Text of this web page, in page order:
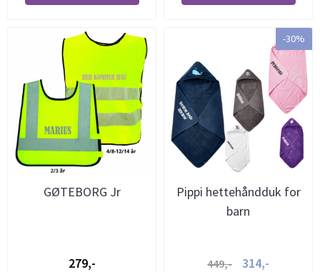
GØTEBORG Jr
279,-
-30%
Pippi hettehåndduk for
barn
449,- 314,-